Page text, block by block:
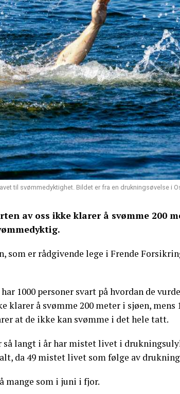
til svømmedyktighet. Bildet er fra en drukningsøvelse i
av oss ikke klarer å svømme 200
som er rådgivende lege i Frende
1000 personer svart på hvordan de
klarer å svømme 200 meter i sjøen, mens
at de ikke kan svømme i det hele tatt.
så langt i år har mistet livet i
da 49 mistet livet som følge av
mange som i juni i fjor.